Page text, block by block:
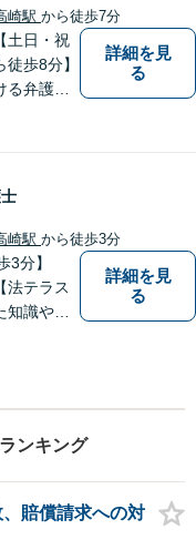
崎駅 から徒歩7分
土日・祝
歩8分】
弁護士
詳細を見
る
崎駅 から徒歩3分
3分】
法テラス
識や経
くださ
詳細を見
る
ンキング
賠償請求への対